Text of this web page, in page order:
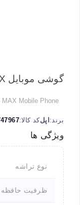
گوشی موبایل IPhone 15 Pro MAX
Mobile Phone
برند:اپلکد کالا:
ویژگی ها
نوع تراشه
ظرفیت حافظه